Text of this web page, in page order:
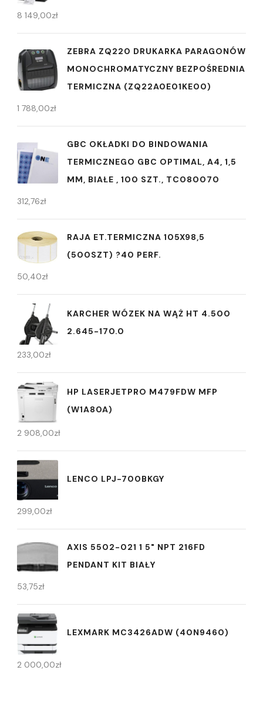
8 149,00zł
ZEBRA ZQ220 DRUKARKA PARAGONÓW
MONOCHROMATYCZNY BEZPOŚREDNIA
TERMICZNA (ZQ22A0E01KE00)
1 788,00zł
GBC OKŁADKI DO BINDOWANIA
TERMICZNEGO GBC OPTIMAL, A4, 1,5
MM, BIAŁE , 100 SZT., TC080070
312,76zł
RAJA ET.TERMICZNA 105X98,5
(500SZT) ?40 PERF.
50,40zł
KARCHER WÓZEK NA WĄŻ HT 4.500
2.645-170.0
233,00zł
HP LASERJETPRO M479FDW MFP
(W1A80A)
2 908,00zł
LENCO LPJ-700BKGY
299,00zł
AXIS 5502-021 1 5" NPT 216FD
PENDANT KIT BIAŁY
53,75zł
LEXMARK MC3426ADW (40N9460)
2 000,00zł